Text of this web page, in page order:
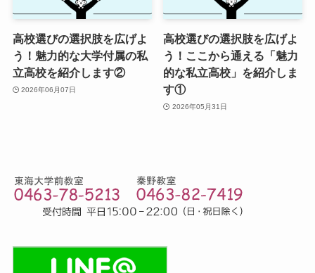
高校選びの選択肢を広げよ
う！魅力的な大学付属の私
立高校を紹介します②
2026年06月07日
高校選びの選択肢を広げよ
う！ここから通える「魅力
的な私立高校」を紹介しま
す①
2026年05月31日